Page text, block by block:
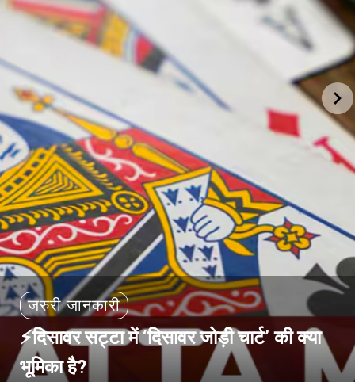
जरुरी जानकारी
⚡दिसावर सट्टा में ‘दिसावर जोड़ी चार्ट’ की क्या
भूमिका है?